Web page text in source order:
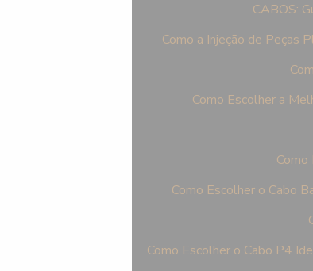
CABOS:
Como a Injeção de Peças
Como Escolher a
Como Escolher o Cabo
Como Escolher o Cabo P4